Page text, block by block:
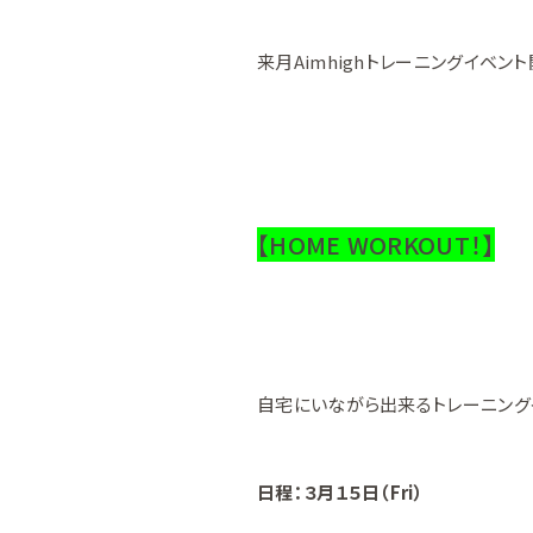
来月Aimhighトレーニングイベン
【HOME WORKOUT！】
自宅にいながら出来るトレーニング
日程：３月１５日（Fri）